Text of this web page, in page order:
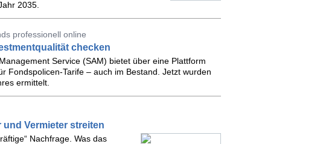
2035.
professionell online
checken
Service (SAM) bietet über eine Plattform
Fondspolicen-Tarife – auch im Bestand. Jetzt wurden
ermittelt.
Vermieter streiten
Nachfrage. Was das